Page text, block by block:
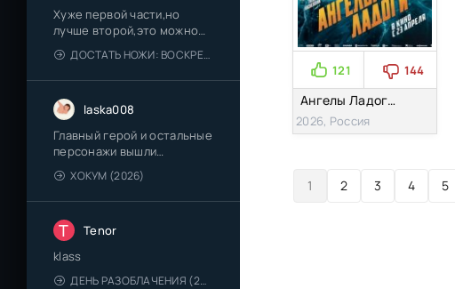
Хуже первой части,но
лучше второй,это можно
посмотреть довольно
интересно 7/10
ДОСТАТЬ НОЖИ: ВОСКРЕШЕНИЕ ПОКОЙНИКА (2025)
laska008
Главный герой и остальные
персонажи вышли
неприятными или плоскими.
Проникнуться их историей
и страхом не получается.
ХОКУМ (2026)
T
Tenor
klass
ДЕНЬ РАЗОБЛАЧЕНИЯ (2026)
121 144
Ангелы Ладоги (2026)
2026, Россия
1 2 3 4 5